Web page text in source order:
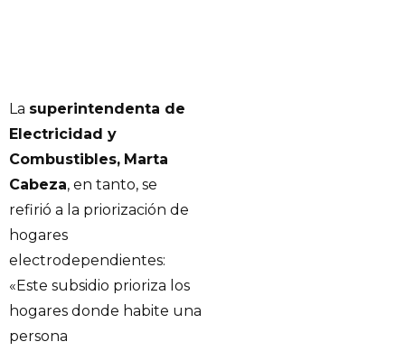
La superintendenta de
Electricidad y
Combustibles, Marta
Cabeza, en tanto, se
refirió a la priorización de
hogares
electrodependientes:
«Este subsidio prioriza los
hogares donde habite una
persona